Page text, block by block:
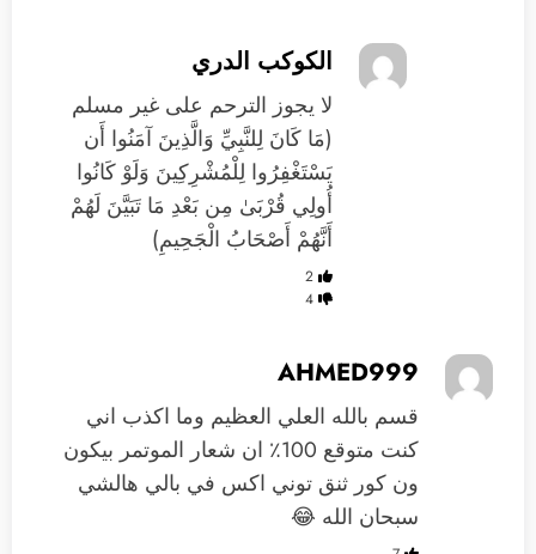
الكوكب الدري
لا يجوز الترحم على غير مسلم
(مَا كَانَ لِلنَّبِيِّ وَالَّذِينَ آمَنُوا أَن
يَسْتَغْفِرُوا لِلْمُشْرِكِينَ وَلَوْ كَانُوا
أُولِي قُرْبَىٰ مِن بَعْدِ مَا تَبَيَّنَ لَهُمْ
أَنَّهُمْ أَصْحَابُ الْجَحِيمِ)
2
4
AHMED999
قسم بالله العلي العظيم وما اكذب اني
كنت متوقع 100٪ ان شعار الموتمر بيكون
ون كور ثنق توني اكس في بالي هالشي
سبحان الله 😂